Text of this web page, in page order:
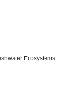
Ecosystems